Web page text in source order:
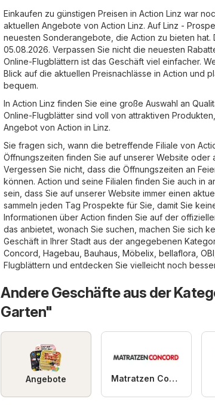
Einkaufen zu günstigen Preisen in Action Linz war
aktuellen Angebote von Action Linz. Auf Linz -
neuesten Sonderangebote, die Action zu bieten hat.
05.08.2026. Verpassen Sie nicht die neuesten
Online-Flugblättern ist das Geschäft viel einfacher.
Blick auf die aktuellen Preisnachlässe in Action und
bequem.
In Action Linz finden Sie eine große Auswahl an
Online-Flugblätter sind voll von attraktiven
Angebot von Action in Linz.
Sie fragen sich, wann die betreffende Filiale von
Öffnungszeiten finden Sie auf unserer Website oder
Vergessen Sie nicht, dass die Öffnungszeiten an
können. Action und seine Filialen finden Sie auch in
sein, dass Sie auf unserer Website immer einen
sammeln jeden Tag Prospekte für Sie, damit Sie
Informationen über Action finden Sie auf der
das anbietet, wonach Sie suchen, machen Sie sich
Geschäft in Ihrer Stadt aus der angegebenen
Concord Hagebau Bauhaus Möbelix bellaflora OBI
Flugblättern und entdecken Sie vielleicht noch
Andere Geschäfte aus der
Garten"
Angebote Matratzen Concord